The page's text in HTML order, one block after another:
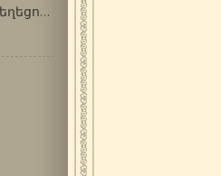
Ուղղափառ Եկեղեցում «Հոգեշաբաթ» են…